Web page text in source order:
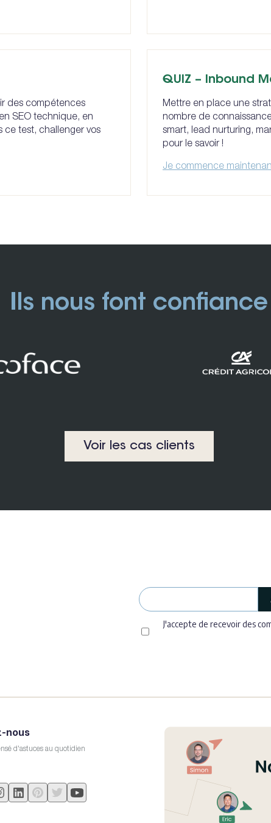
des compétences
SEO technique, en
ce test, challenger vos
QUIZ – Inbound
Mettre en place une
nombre de
smart, lead nurturing,
pour le savoir !
Je commence
Ils nous font confiance
Voir les cas clients
J'accepte de recevoir des
nous
d'astuces au quotidien